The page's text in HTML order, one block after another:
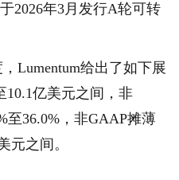
2026年3月发行A轮可转
给出了如下展
10.1亿美元之间，非
至36.0%，非GAAP摊薄
元之间。